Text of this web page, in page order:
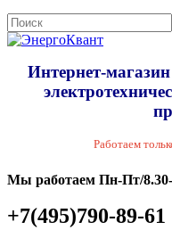
Интернет-
Работаем
Мы работаем Пн-Пт/8.30-
+7(495)790-89-61